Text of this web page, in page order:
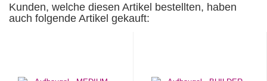
Kunden, welche diesen Artikel bestellten, haben
auch folgende Artikel gekauft: